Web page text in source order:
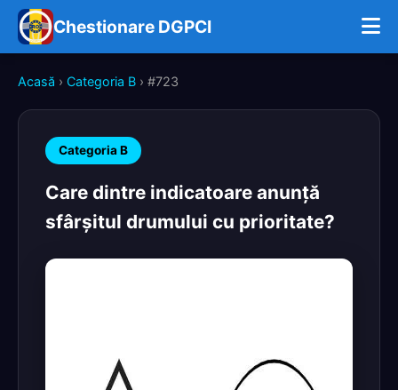
Chestionare DGPCI
Acasă › Categoria B › #723
Categoria B
Care dintre indicatoare anunţă
sfârşitul drumului cu prioritate?